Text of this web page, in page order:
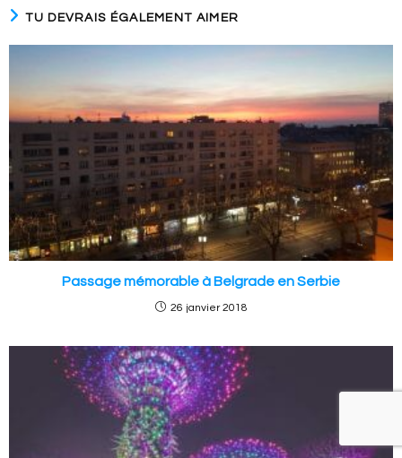
TU DEVRAIS ÉGALEMENT AIMER
Passage mémorable à Belgrade en Serbie
26 janvier 2018